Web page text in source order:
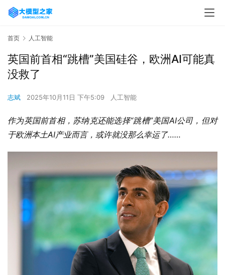
首页 人工智能
英国前首相“跳槽”美国硅谷，欧洲AI可能真
没救了
志斌 2025年10月11日 下午5:09 人工智能
作为英国前首相，苏纳克还能选择“跳槽”美国AI公司，但对
于欧洲本土AI产业而言，或许就没那么幸运了……